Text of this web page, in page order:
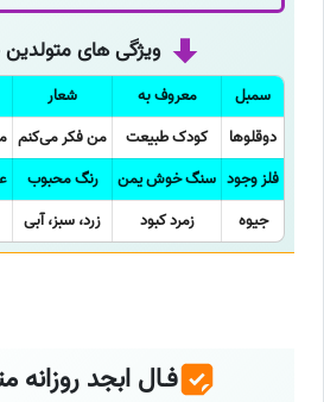
ویژگی های متولدین
سمبل معروف به شعار
دوقلوها
کودک طبیعت من فکر می‌کنم
فلز وجود سنگ خوش یمن رنگ محبوب
جیوه
زمرد کبود زرد، سبز، آبی
فـال ابجد روزانه